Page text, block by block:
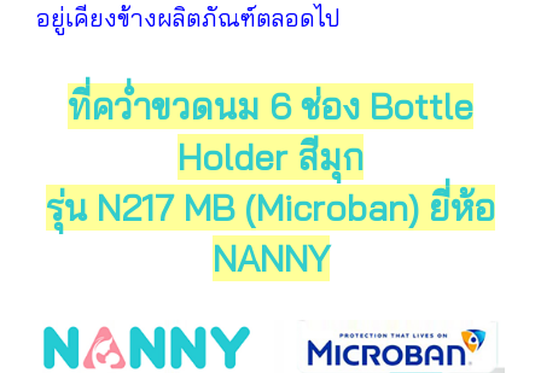
อยู่เคียงข้างผลิตภัณฑ์ตลอดไป
ที่คว่ำขวดนม 6 ช่อง Bottle
Holder สีมุก
รุ่น N217 MB (Microban) ยี่ห้อ
NANNY